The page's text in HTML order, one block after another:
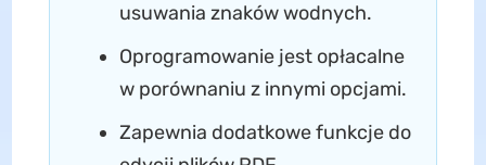
usuwania znaków wodnych.
Oprogramowanie jest opłacalne
w porównaniu z innymi opcjami.
Zapewnia dodatkowe funkcje do